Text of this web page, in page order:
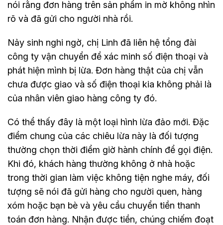
nói rằng đơn hàng trên sản phẩm in mờ không nhìn
rõ và đã gửi cho người nhà rồi.
Nảy sinh nghi ngờ, chị Linh đã liên hệ tổng đài
công ty vận chuyển để xác minh số điện thoại và
phát hiện mình bị lừa. Đơn hàng thật của chị vẫn
chưa được giao và số điện thoại kia không phải là
của nhân viên giao hàng công ty đó.
Có thể thấy đây là một loại hình lừa đảo mới. Đặc
điểm chung của các chiêu lừa này là đối tượng
thường chọn thời điểm giờ hành chính để gọi điện.
Khi đó, khách hàng thường không ở nhà hoặc
trong thời gian làm việc không tiện nghe máy, đối
tượng sẽ nói đã gửi hàng cho người quen, hàng
xóm hoặc bạn bè và yêu cầu chuyển tiền thanh
toán đơn hàng. Nhận được tiền, chúng chiếm đoạt